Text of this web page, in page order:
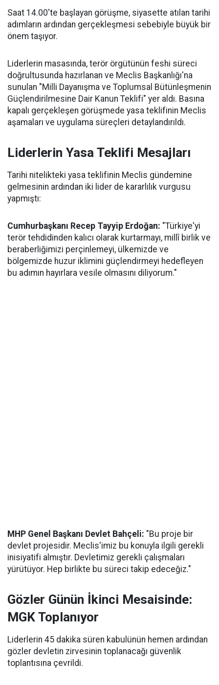
Saat 14.00'te başlayan görüşme, siyasette atılan tarihi
adımların ardından gerçekleşmesi sebebiyle büyük bir
önem taşıyor.
Liderlerin masasında, terör örgütünün feshi süreci
doğrultusunda hazırlanan ve Meclis Başkanlığı'na
sunulan "Milli Dayanışma ve Toplumsal Bütünleşmenin
Güçlendirilmesine Dair Kanun Teklifi" yer aldı. Basına
kapalı gerçekleşen görüşmede yasa teklifinin Meclis
aşamaları ve uygulama süreçleri detaylandırıldı.
Liderlerin Yasa Teklifi Mesajları
Tarihi nitelikteki yasa teklifinin Meclis gündemine
gelmesinin ardından iki lider de kararlılık vurgusu
yapmıştı:
Cumhurbaşkanı Recep Tayyip Erdoğan: "Türkiye'yi
terör tehdidinden kalıcı olarak kurtarmayı, millî birlik ve
beraberliğimizi perçinlemeyi, ülkemizde ve
bölgemizde huzur iklimini güçlendirmeyi hedefleyen
bu adımın hayırlara vesile olmasını diliyorum."
MHP Genel Başkanı Devlet Bahçeli: "Bu proje bir
devlet projesidir. Meclis'imiz bu konuyla ilgili gerekli
inisiyatifi almıştır. Devletimiz gerekli çalışmaları
yürütüyor. Hep birlikte bu süreci takip edeceğiz."
Gözler Günün İkinci Mesaisinde:
MGK Toplanıyor
Liderlerin 45 dakika süren kabulünün hemen ardından
gözler devletin zirvesinin toplanacağı güvenlik
toplantısına çevrildi.